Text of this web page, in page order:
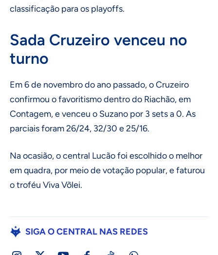
classificação para os playoffs.
Sada Cruzeiro venceu no
turno
Em 6 de novembro do ano passado, o Cruzeiro
confirmou o favoritismo dentro do Riachão, em
Contagem, e venceu o Suzano por 3 sets a 0. As
parciais foram 26/24, 32/30 e 25/16.
Na ocasião, o central Lucão foi escolhido o melhor
em quadra, por meio de votação popular, e faturou
o troféu Viva Võlei.
SIGA O CENTRAL NAS REDES